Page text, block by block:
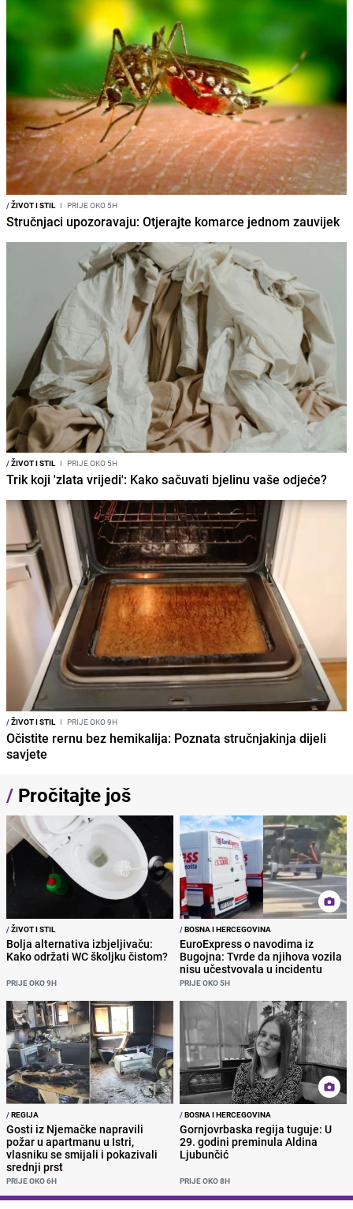
/ŽIVOT I STIL I PRIJE OKO 5H
Stručnjaci upozoravaju: Otjerajte komarce jednom zauvijek
/ŽIVOT I STIL I PRIJE OKO 5H
Trik koji 'zlata vrijedi': Kako sačuvati bjelinu vaše odjeće?
/ŽIVOT I STIL I PRIJE OKO 9H
Očistite rernu bez hemikalija: Poznata stručnjakinja dijeli
savjete
/ Pročitajte još
/ŽIVOT I STIL
Bolja alternativa izbjeljivaču:
Kako održati WC školjku čistom?
PRIJE OKO 9H
/BOSNA I HERCEGOVINA
EuroExpress o navodima iz
Bugojna: Tvrde da njihova vozila
nisu učestvovala u incidentu
PRIJE OKO 5H
/REGIJA
Gosti iz Njemačke napravili
požar u apartmanu u Istri,
vlasniku se smijali i pokazivali
srednji prst
PRIJE OKO 6H
/BOSNA I HERCEGOVINA
Gornjovrbaska regija tuguje: U
29. godini preminula Aldina
Ljubunčić
PRIJE OKO 8H